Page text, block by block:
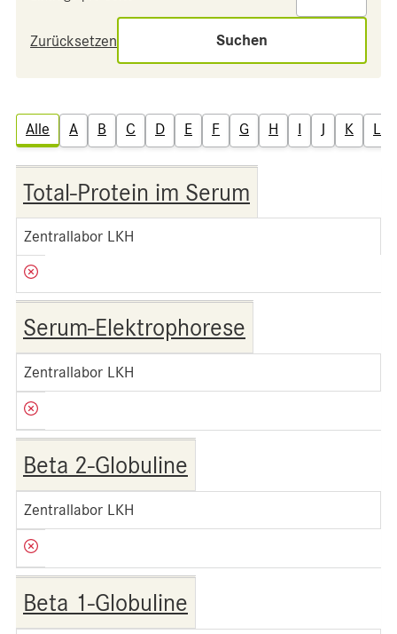
Zurücksetzen Suchen
Alle A B C D E F G H I J K L
Total-Protein im Serum
Zentrallabor LKH
Serum-Elektrophorese
Zentrallabor LKH
Beta 2-Globuline
Zentrallabor LKH
Beta 1-Globuline